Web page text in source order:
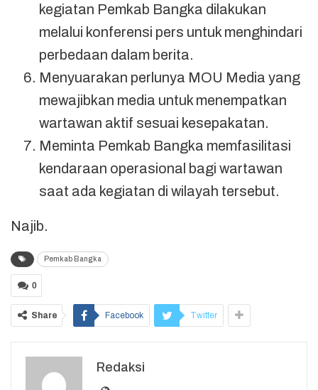
kegiatan Pemkab Bangka dilakukan
melalui konferensi pers untuk menghindari
perbedaan dalam berita.
Menyuarakan perlunya MOU Media yang
mewajibkan media untuk menempatkan
wartawan aktif sesuai kesepakatan.
Meminta Pemkab Bangka memfasilitasi
kendaraan operasional bagi wartawan
saat ada kegiatan di wilayah tersebut.
Najib.
Pemkab Bangka
0
Share Facebook Twitter
Redaksi